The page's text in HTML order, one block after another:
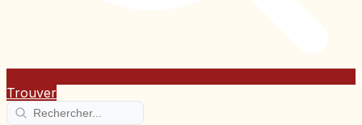
Trouver